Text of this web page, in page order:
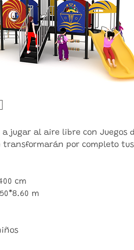
a jugar al aire libre con Juegos
transformarán por completo
cm
m